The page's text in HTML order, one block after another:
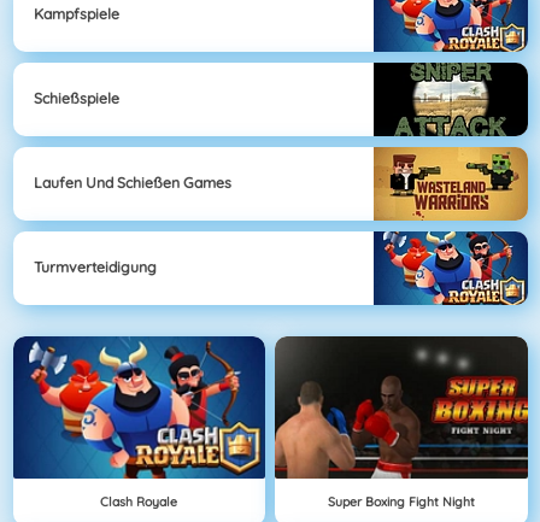
Kampfspiele
Schießspiele
Laufen Und Schießen Games
Turmverteidigung
Clash Royale Super Boxing Fight Night